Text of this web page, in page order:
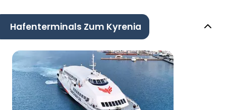
Hafenterminals Zum Kyrenia